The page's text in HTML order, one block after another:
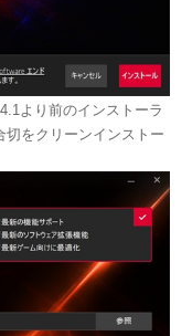
より前のインストーラ
切をクリーンインストー